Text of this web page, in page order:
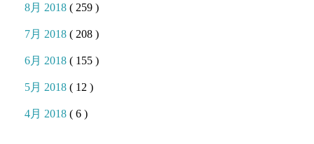
8月 2018( 259 )
7月 2018( 208 )
6月 2018( 155 )
5月 2018( 12 )
4月 2018( 6 )